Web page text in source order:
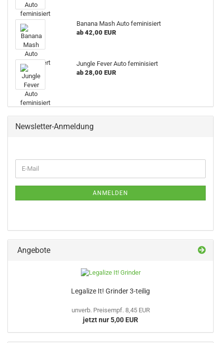
Banana Mash Auto feminisiert
ab 42,00 EUR
Jungle Fever Auto feminisiert
ab 28,00 EUR
Newsletter-Anmeldung
ZUR
E-
Mail
ANMELDEN
Angebote
Legalize It! Grinder 3-teilig
unverb. Preisempf. 8,45 EUR
jetzt nur 5,00 EUR